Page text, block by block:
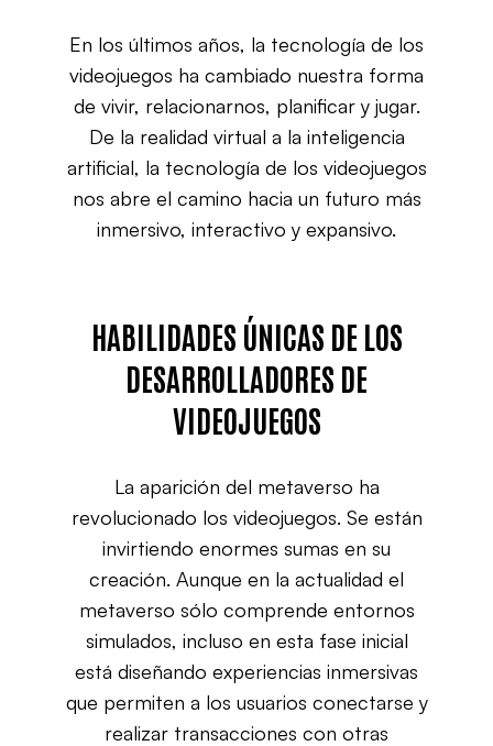
En los últimos años, la tecnología de los
videojuegos ha cambiado nuestra forma
de vivir, relacionarnos, planificar y jugar.
De la realidad virtual a la inteligencia
artificial, la tecnología de los videojuegos
nos abre el camino hacia un futuro más
inmersivo, interactivo y expansivo.
HABILIDADES ÚNICAS DE LOS
DESARROLLADORES DE
VIDEOJUEGOS
La aparición del metaverso ha
revolucionado los videojuegos. Se están
invirtiendo enormes sumas en su
creación. Aunque en la actualidad el
metaverso sólo comprende entornos
simulados, incluso en esta fase inicial
está diseñando experiencias inmersivas
que permiten a los usuarios conectarse y
realizar transacciones con otras